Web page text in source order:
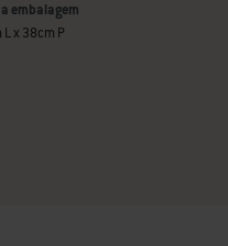
embalagem
x 38cm P